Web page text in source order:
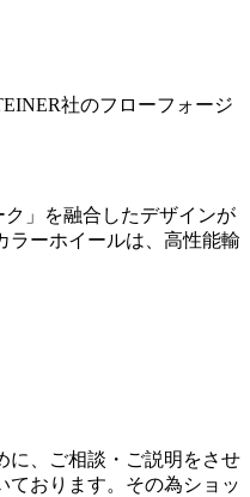
社のフローフォージ
」を融合したデザインが
ラーホイールは、高性能輸
に、ご相談・ご説明をさせ
ております。その為ショッ